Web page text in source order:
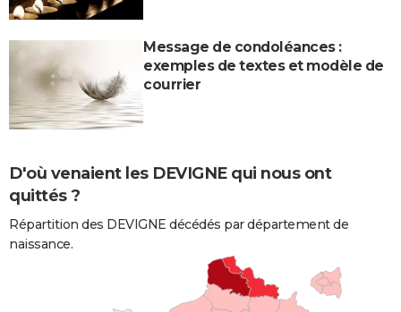
Message de condoléances :
exemples de textes et modèle de
courrier
D'où venaient les DEVIGNE qui nous ont
quittés ?
Répartition des DEVIGNE décédés par département de
naissance.